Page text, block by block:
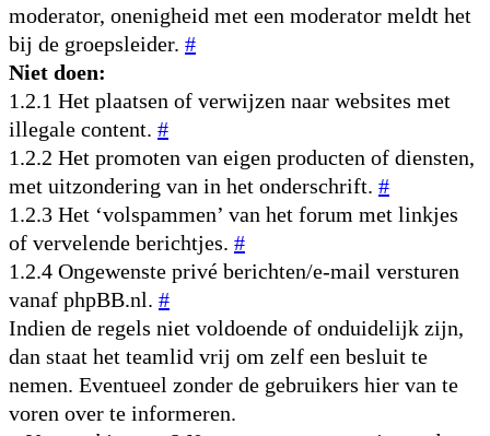
moderator, onenigheid met een moderator meldt het
bij de groepsleider. #
Niet doen:
1.2.1 Het plaatsen of verwijzen naar websites met
illegale content. #
1.2.2 Het promoten van eigen producten of diensten,
met uitzondering van in het onderschrift. #
1.2.3 Het ‘volspammen’ van het forum met linkjes
of vervelende berichtjes. #
1.2.4 Ongewenste privé berichten/e-mail versturen
vanaf phpBB.nl. #
Indien de regels niet voldoende of onduidelijk zijn,
dan staat het teamlid vrij om zelf een besluit te
nemen. Eventueel zonder de gebruikers hier van te
voren over te informeren.